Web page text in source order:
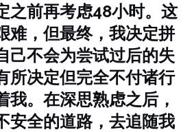
之前再考虑48小时。这
难，但最终，我决定拼
己不会为尝试过后的失
所决定但完全不付诸行
我。在深思熟虑之后，
安全的道路，去追随我